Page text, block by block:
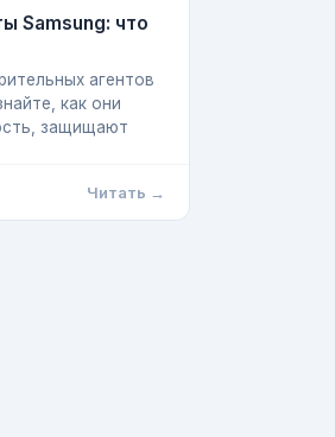
Samsung: что
агентов
как они
защищают
Читать →